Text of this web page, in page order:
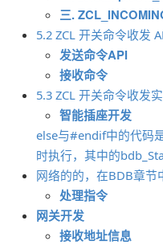
三.
5.2 ZCL 开关命令收发
发送命令API
接收命令
5.3 ZCL 开关命令收发
智能插座开发
else与#endif中的代码
时执行，其中的
网络的的，在BDB章节
处理指令
网关开发
接收地址信息